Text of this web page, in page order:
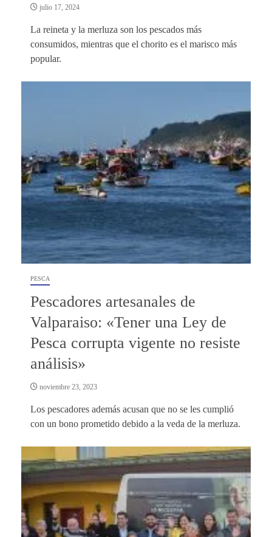
julio 17, 2024
La reineta y la merluza son los pescados más
consumidos, mientras que el chorito es el marisco más
popular.
PESCA
Pescadores artesanales de
Valparaiso: «Tener una Ley de
Pesca corrupta vigente no resiste
análisis»
noviembre 23, 2023
Los pescadores además acusan que no se les cumplió
con un bono prometido debido a la veda de la merluza.